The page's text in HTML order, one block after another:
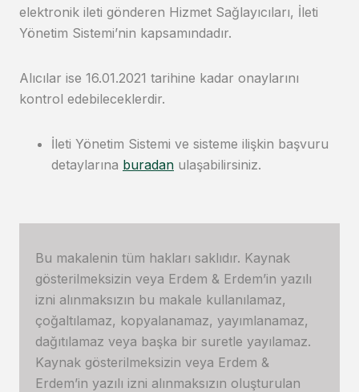
elektronik ileti gönderen Hizmet Sağlayıcıları, İleti
Yönetim Sistemi’nin kapsamındadır.
Alıcılar ise 16.01.2021 tarihine kadar onaylarını
kontrol edebileceklerdir.
İleti Yönetim Sistemi ve sisteme ilişkin başvuru
detaylarına buradan ulaşabilirsiniz.
Bu makalenin tüm hakları saklıdır. Kaynak
gösterilmeksizin veya Erdem & Erdem’in yazılı
izni alınmaksızın bu makale kullanılamaz,
çoğaltılamaz, kopyalanamaz, yayımlanamaz,
dağıtılamaz veya başka bir suretle yayılamaz.
Kaynak gösterilmeksizin veya Erdem &
Erdem’in yazılı izni alınmaksızın oluşturulan